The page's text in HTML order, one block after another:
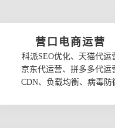
营口电商运营
科派SEO优化、天猫代运
京东代运营、拼多多代运
CDN、负载均衡、病毒防